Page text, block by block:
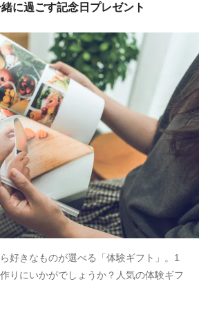
緒に過ごす記念日プレゼント
好きなものが選べる「体験ギフト」。1
りにいかがでしょうか？人気の体験ギフ